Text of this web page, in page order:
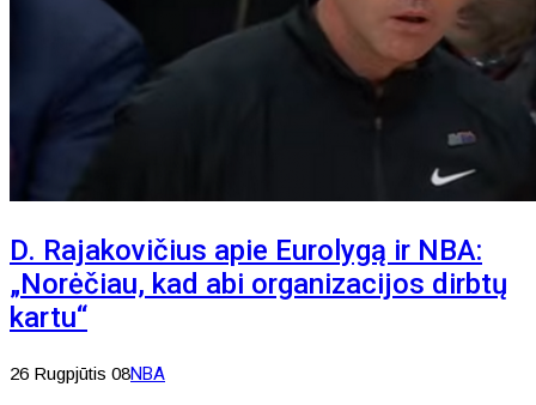
D. Rajakovičius apie Eurolygą ir NBA:
„Norėčiau, kad abi organizacijos dirbtų
kartu“
26 Rugpjūtis 08NBA